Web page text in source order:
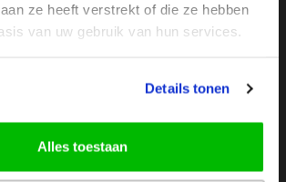
ze heeft verstrekt of die ze hebben
van uw gebruik van hun services.
Details tonen
Alles toestaan
hanteren we
en dat